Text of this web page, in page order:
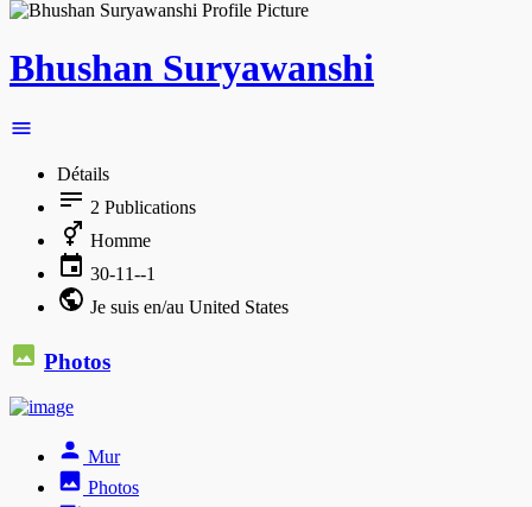
Bhushan Suryawanshi
Détails
2 Publications
Homme
30-11--1
Je suis en/au United States
Photos
Mur
Photos